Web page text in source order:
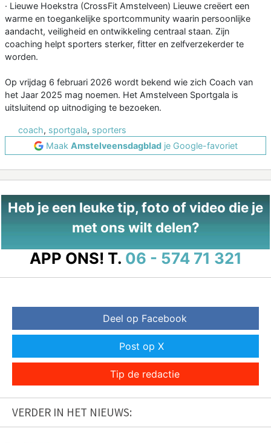
· Lieuwe Hoekstra (CrossFit Amstelveen) Lieuwe creëert een
warme en toegankelijke sportcommunity waarin persoonlijke
aandacht, veiligheid en ontwikkeling centraal staan. Zijn
coaching helpt sporters sterker, fitter en zelfverzekerder te
worden.
Op vrijdag 6 februari 2026 wordt bekend wie zich Coach van
het Jaar 2025 mag noemen. Het Amstelveen Sportgala is
uitsluitend op uitnodiging te bezoeken.
coach, sportgala, sporters
Maak Amstelveensdagbladje Google-favoriet
Heb je een leuke tip, foto of video die je
met ons wilt delen?
APP ONS! T. 06 - 574 71 321
Deel op Facebook
Post op X
Tip de redactie
VERDER IN HET NIEUWS: